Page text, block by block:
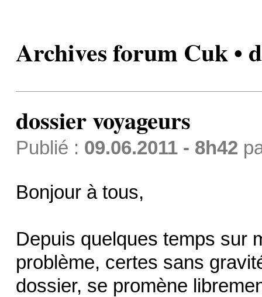
Archives forum Cuk •
dossier voyageurs
Publié : 09.06.2011 - 8h42
Bonjour à tous,
Depuis quelques temps sur
problème, certes sans
dossier, se promène